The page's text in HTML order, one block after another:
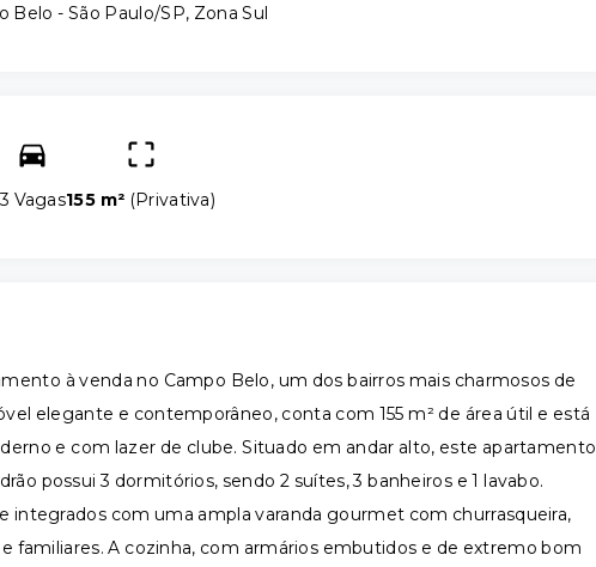
Belo - São Paulo/SP, Zona Sul
3 Vagas155 m² (Privativa)
à venda no Campo Belo, um dos bairros mais charmosos de
elegante e contemporâneo, conta com 155 m² de área útil e está
e com lazer de clube. Situado em andar alto, este apartamento
possui 3 dormitórios, sendo 2 suítes, 3 banheiros e 1 lavabo.
integrados com uma ampla varanda gourmet com churrasqueira,
familiares. A cozinha, com armários embutidos e de extremo bom